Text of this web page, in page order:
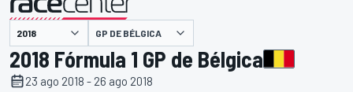
presentado por GP DE BÉLGICA
2018 Fórmula 1 GP de Bélgica
23 ago 2018 - 26 ago 2018